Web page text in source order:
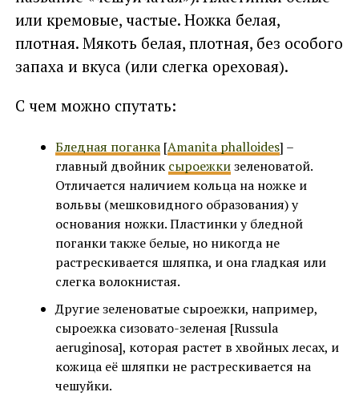
или кремовые, частые. Ножка белая,
плотная. Мякоть белая, плотная, без особого
запаха и вкуса (или слегка ореховая).
С чем можно спутать:
Бледная поганка[Amanita phalloides] –
главный двойник сыроежкизеленоватой.
Отличается наличием кольца на ножке и
вольвы (мешковидного образования) у
основания ножки. Пластинки у бледной
поганки также белые, но никогда не
растрескивается шляпка, и она гладкая или
слегка волокнистая.
Другие зеленоватые сыроежки, например,
сыроежка сизовато-зеленая [Russula
aeruginosa], которая растет в хвойных лесах, и
кожица её шляпки не растрескивается на
чешуйки.